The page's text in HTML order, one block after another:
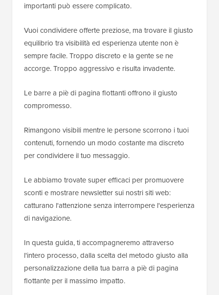
importanti può essere complicato.
Vuoi condividere offerte preziose, ma trovare il giusto
equilibrio tra visibilità ed esperienza utente non è
sempre facile. Troppo discreto e la gente se ne
accorge. Troppo aggressivo e risulta invadente.
Le barre a piè di pagina flottanti offrono il giusto
compromesso.
Rimangono visibili mentre le persone scorrono i tuoi
contenuti, fornendo un modo costante ma discreto
per condividere il tuo messaggio.
Le abbiamo trovate super efficaci per promuovere
sconti e mostrare newsletter sui nostri siti web:
catturano l'attenzione senza interrompere l'esperienza
di navigazione.
In questa guida, ti accompagneremo attraverso
l'intero processo, dalla scelta del metodo giusto alla
personalizzazione della tua barra a piè di pagina
flottante per il massimo impatto.